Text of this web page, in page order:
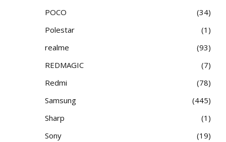
POCO
34
Polestar
1
realme
93
REDMAGIC
7
Redmi
78
Samsung
445
Sharp
1
Sony
19